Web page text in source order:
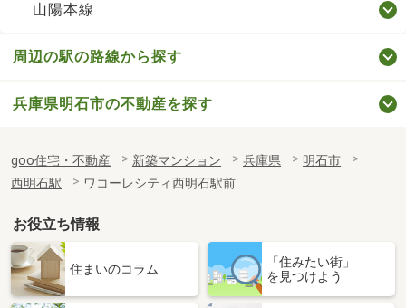
山陽本線
周辺の駅の路線から探す
兵庫県明石市の不動産を探す
goo住宅・不動産 新築マンション 兵庫県
明石市
西明石駅
ワコーレシティ西明石駅前
お役立ち情報
住まいのコラム
「住みたい街」
を見つけよう